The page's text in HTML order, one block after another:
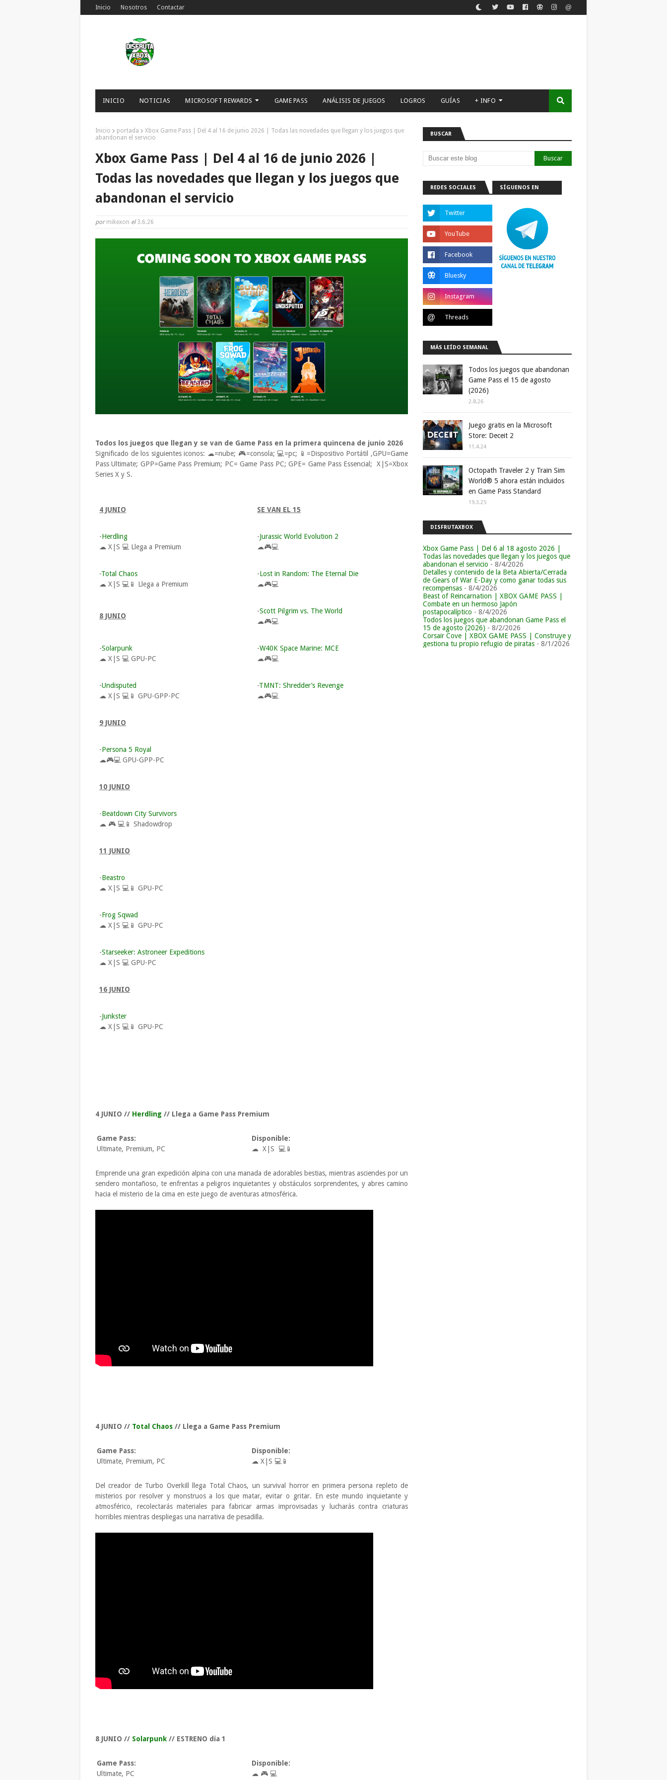
Inicio Nosotros Contactar
INICIO NOTICIAS MICROSOFT REWARDS GAME PASS ANÁLISIS DE JUEGOS LOGROS GUÍAS + INFO
Inicio portada
Xbox Game Pass | Del 4 al 16 de junio 2026 | Todas las novedades que llegan y los juegos que
abandonan el servicio
Xbox Game Pass | Del 4 al 16 de junio 2026 |
Todas las novedades que llegan y los juegos que
abandonan el servicio
por mikexon el3.6.26
Todos los juegos que llegan y se van de Game Pass en la primera quincena de junio 2026
Significado de los siguientes iconos: ☁=nube; 🎮=consola; 💻=pc; 📱=Dispositivo Portátil ,GPU=Game
Pass Ultimate; GPP=Game Pass Premium; PC= Game Pass PC; GPE= Game Pass Essencial; X|S=Xbox
Series X y S.
4 JUNIO SE VAN EL 15
-Herdling
☁ X|S 💻 Llega a Premium
-Jurassic World Evolution 2
☁🎮💻
-Total Chaos
☁ X|S 💻📱 Llega a Premium
-Lost in Random: The Eternal Die
☁🎮💻
8 JUNIO
-Scott Pilgrim vs. The World
☁🎮💻
-Solarpunk
☁ X|S 💻 GPU-PC
-W40K Space Marine: MCE
☁🎮💻
-Undisputed
☁ X|S 💻📱 GPU-GPP-PC
-TMNT: Shredder’s Revenge
☁🎮💻
9 JUNIO
-Persona 5 Royal
☁🎮💻 GPU-GPP-PC
10 JUNIO
-Beatdown City Survivors
☁ 🎮 💻📱 Shadowdrop
11 JUNIO
-Beastro
☁ X|S 💻📱 GPU-PC
-Frog Sqwad
☁ X|S 💻📱 GPU-PC
-Starseeker: Astroneer Expeditions
☁ X|S 💻 GPU-PC
16 JUNIO
-Junkster
☁ X|S 💻📱 GPU-PC
4 JUNIO // Herdling // Llega a Game Pass Premium
Game Pass:
Ultimate, Premium, PC
Disponible:
☁ X|S 💻📱
Emprende una gran expedición alpina con una manada de adorables bestias, mientras asciendes por un
sendero montañoso, te enfrentas a peligros inquietantes y obstáculos sorprendentes, y abres camino
hacia el misterio de la cima en este juego de aventuras atmosférica.
4 JUNIO // Total Chaos // Llega a Game Pass Premium
Game Pass:
Ultimate, Premium, PC
Disponible:
☁ X|S 💻📱
Del creador de Turbo Overkill llega Total Chaos, un survival horror en primera persona repleto de
misterios por resolver y monstruos a los que matar, evitar o gritar. En este mundo inquietante y
atmosférico, recolectarás materiales para fabricar armas improvisadas y lucharás contra criaturas
horribles mientras despliegas una narrativa de pesadilla.
8 JUNIO // Solarpunk // ESTRENO día 1
Game Pass:
Ultimate, PC
Disponible:
☁ 🎮 💻
BUSCAR
REDES SOCIALES SÍGUENOS EN
MÁS LEÍDO SEMANAL
Todos los juegos que abandonan
Game Pass el 15 de agosto
(2026)
2.8.26
Juego gratis en la Microsoft
Store: Deceit 2
11.4.24
Octopath Traveler 2 y Train Sim
World® 5 ahora están incluidos
en Game Pass Standard
19.3.25
DISFRUTAXBOX
Xbox Game Pass | Del 6 al 18 agosto 2026 |
Todas las novedades que llegan y los juegos que
abandonan el servicio - 8/4/2026
Detalles y contenido de la Beta Abierta/Cerrada
de Gears of War E-Day y como ganar todas sus
recompensas - 8/4/2026
Beast of Reincarnation | XBOX GAME PASS |
Combate en un hermoso Japón
postapocalíptico - 8/4/2026
Todos los juegos que abandonan Game Pass el
15 de agosto (2026) - 8/2/2026
Corsair Cove | XBOX GAME PASS | Construye y
gestiona tu propio refugio de piratas - 8/1/2026